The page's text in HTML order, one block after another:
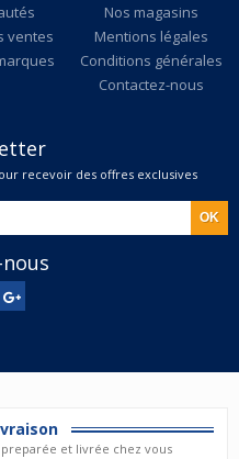
ventes
Nos magasins
Mentions légales
Conditions générales
Contactez-nous
recevoir des offres exclusives
et livrée chez vous